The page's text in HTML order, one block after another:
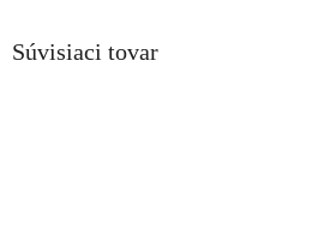
Súvisiaci tovar